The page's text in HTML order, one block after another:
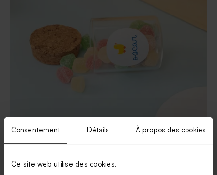
Consentement Détails À propos des cookies
Ce site web utilise des cookies.